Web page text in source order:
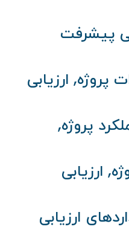
پیشرفت
پروژه, ارزیابی
پروژه,
, ارزیابی
ارزیابی